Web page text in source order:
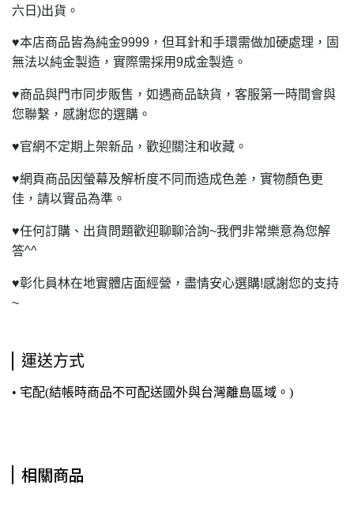
六日)出貨。
♥本店商品皆為純金9999，但耳針和手環需做加硬處理，固
無法以純金製造，實際需採用9成金製造。
♥商品與門市同步販售，如遇商品缺貨，客服第一時間會與
您聯繫，感謝您的選購。
♥官網不定期上架新品，歡迎關注和收藏。
♥網頁商品因螢幕及解析度不同而造成色差，實物顏色更
佳，請以實品為準。
♥任何訂購、出貨問題歡迎聊聊洽詢~我們非常樂意為您解
答^^
♥彰化員林在地實體店面經營，盡情安心選購!感謝您的支持
~
運送方式
• 宅配(結帳時商品不可配送國外與台灣離島區域。)
相關商品